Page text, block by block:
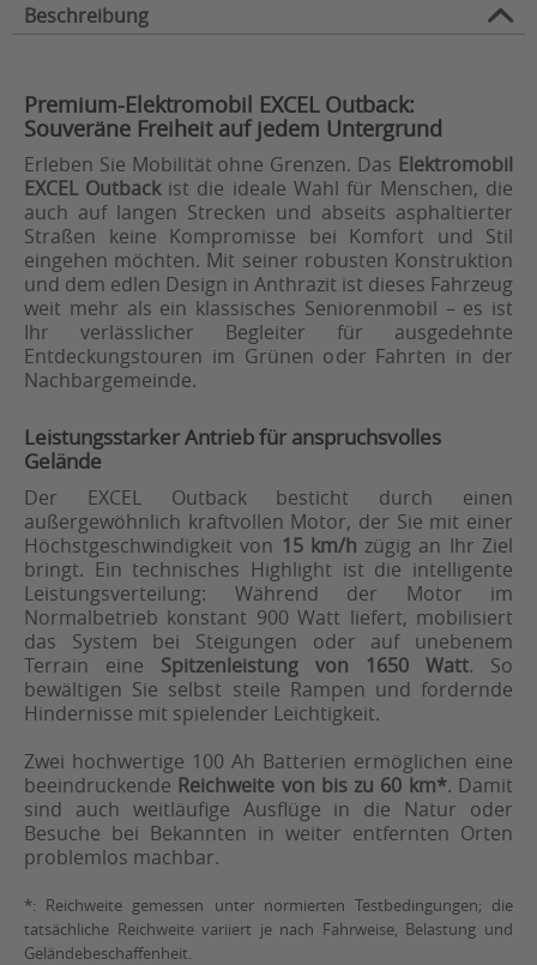
Beschreibung
Premium-Elektromobil EXCEL Outback:
Souveräne Freiheit auf jedem Untergrund
Erleben Sie Mobilität ohne Grenzen. Das Elektromobil
EXCEL Outbackist die ideale Wahl für Menschen, die
auch auf langen Strecken und abseits asphaltierter
Straßen keine Kompromisse bei Komfort und Stil
eingehen möchten. Mit seiner robusten Konstruktion
und dem edlen Design in Anthrazit ist dieses Fahrzeug
weit mehr als ein klassisches Seniorenmobil – es ist
Ihr verlässlicher Begleiter für ausgedehnte
Entdeckungstouren im Grünen oder Fahrten in der
Nachbargemeinde.
Leistungsstarker Antrieb für anspruchsvolles
Gelände
Der EXCEL Outback besticht durch einen
außergewöhnlich kraftvollen Motor, der Sie mit einer
Höchstgeschwindigkeit von 15 km/h zügig an Ihr Ziel
bringt. Ein technisches Highlight ist die intelligente
Leistungsverteilung: Während der Motor im
Normalbetrieb konstant 900 Watt liefert, mobilisiert
das System bei Steigungen oder auf unebenem
Terrain eine Spitzenleistung von 1650 Watt. So
bewältigen Sie selbst steile Rampen und fordernde
Hindernisse mit spielender Leichtigkeit.
Zwei hochwertige 100 Ah Batterien ermöglichen eine
beeindruckende Reichweite von bis zu 60 km*. Damit
sind auch weitläufige Ausflüge in die Natur oder
Besuche bei Bekannten in weiter entfernten Orten
problemlos machbar.
*: Reichweite gemessen unter normierten Testbedingungen; die
tatsächliche Reichweite variiert je nach Fahrweise, Belastung und
Geländebeschaffenheit.